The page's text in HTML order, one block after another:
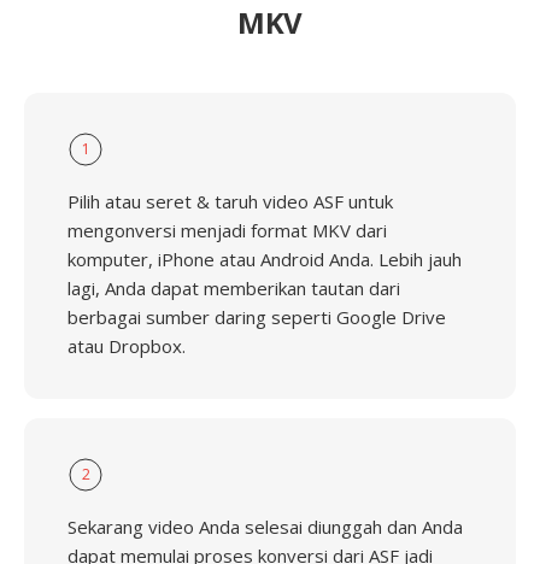
MKV
1
Pilih atau seret & taruh video ASF untuk
mengonversi menjadi format MKV dari
komputer, iPhone atau Android Anda. Lebih jauh
lagi, Anda dapat memberikan tautan dari
berbagai sumber daring seperti Google Drive
atau Dropbox.
2
Sekarang video Anda selesai diunggah dan Anda
dapat memulai proses konversi dari ASF jadi